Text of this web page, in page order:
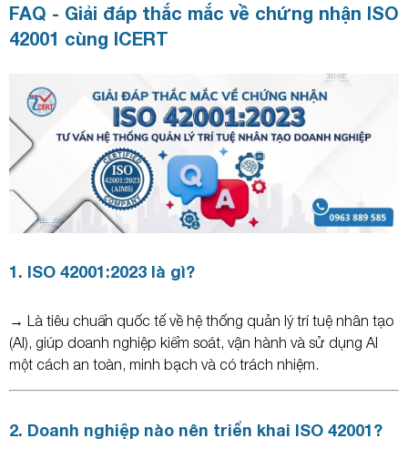
FAQ - Giải đáp thắc mắc về chứng nhận ISO
42001 cùng ICERT
1. ISO 42001:2023 là gì?
→ Là tiêu chuẩn quốc tế về hệ thống quản lý trí tuệ nhân tạo
(AI), giúp doanh nghiệp kiểm soát, vận hành và sử dụng AI
một cách an toàn, minh bạch và có trách nhiệm.
2. Doanh nghiệp nào nên triển khai ISO 42001?